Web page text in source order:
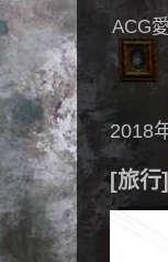
ACG
2018
[旅行